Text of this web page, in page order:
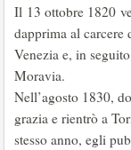
Il 13 ottobre 1820
dapprima al
Venezia e, in
Moravia.
Nell’agosto 1830,
grazia e rientrò a
stesso anno, egli